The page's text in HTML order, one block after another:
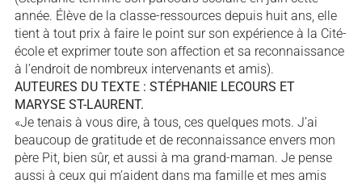
année. Élève de la classe-ressources depuis huit ans, elle
tient à tout prix à faire le point sur son expérience à la Cité-
école et exprimer toute son affection et sa reconnaissance
à l’endroit de nombreux intervenants et amis).
AUTEURES DU TEXTE : STÉPHANIE LECOURS ET
MARYSE ST-LAURENT.
«Je tenais à vous dire, à tous, ces quelques mots. J’ai
beaucoup de gratitude et de reconnaissance envers mon
père Pit, bien sûr, et aussi à ma grand-maman. Je pense
aussi à ceux qui m’aident dans ma famille et mes amis